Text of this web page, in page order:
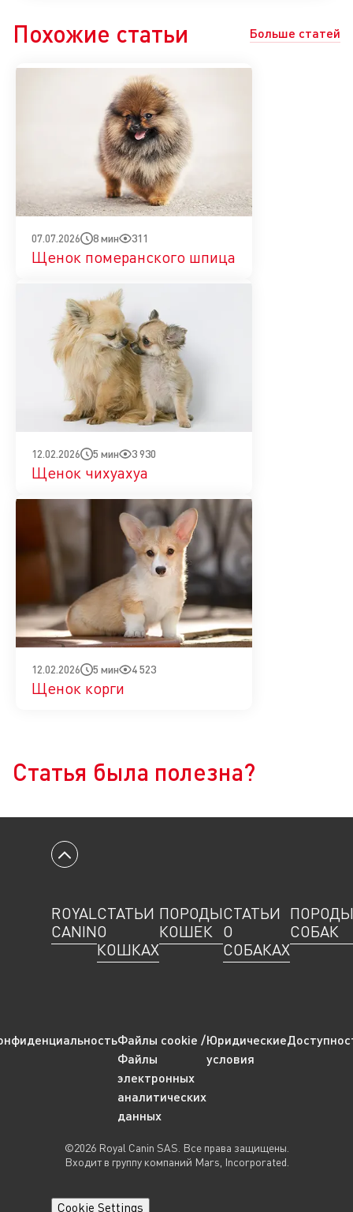
Похожие статьи Больше статей
07.07.2026 8 мин 311
Щенок померанского шпица
12.02.2026 5 мин 3 930
Щенок чихуахуа
12.02.2026 5 мин 4 523
Щенок корги
Статья была полезна?
Вернуться к началу
ROYAL
CANIN
СТАТЬИ
О
КОШКАХ
ПОРОДЫ
КОШЕК
СТАТЬИ
О
СОБАКАХ
ПОРОДЫ
СОБАК
Файлы cookie /
Файлы
электронных
аналитических
данных
Юридические
условия
©2026 Royal Canin SAS. Все права защищены.
Входит в группу компаний Mars, Incorporated.
Cookie Settings